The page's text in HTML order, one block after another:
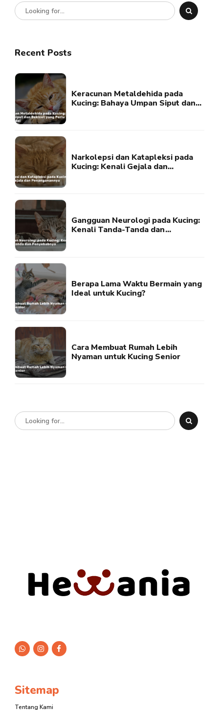
Recent Posts
Keracunan Metaldehida pada
Kucing: Bahaya Umpan Siput dan
Narkolepsi dan Katapleksi pada
Kucing: Kenali Gejala dan
Gangguan Neurologi pada Kucing:
Kenali Tanda-Tanda dan
Berapa Lama Waktu Bermain yang
Ideal untuk Kucing?
Cara Membuat Rumah Lebih
Nyaman untuk Kucing Senior
Sitemap
Tentang Kami